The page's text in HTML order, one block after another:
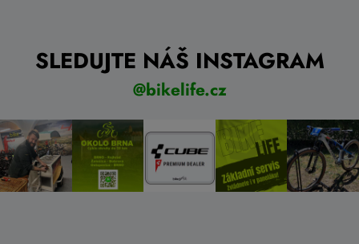
SLEDUJTE NÁŠ INSTAGRAM
@bikelife.cz